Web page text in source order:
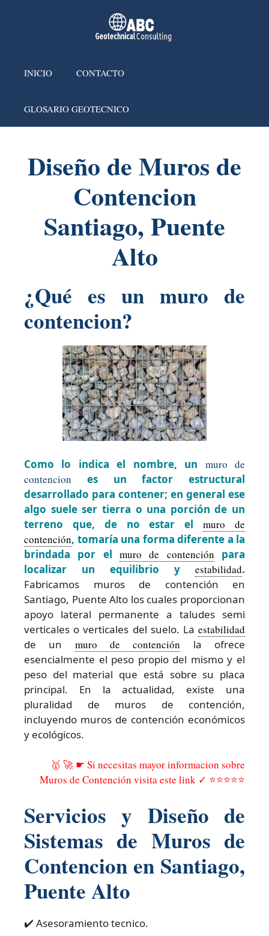
INICIO CONTACTO
GLOSARIO GEOTECNICO
Diseño de Muros de
Contencion
Santiago, Puente
Alto
¿Qué es un muro de
contencion?
Como lo indica el nombre, un muro de
contencion es un factor estructural
desarrollado para contener; en general ese
algo suele ser tierra o una porción de un
terreno que, de no estar elmuro de
contención, tomaría una forma diferente a la
brindada por el muro de contención para
localizar un equilibrio y estabilidad.
Fabricamos muros de contención en
Santiago, Puente Alto los cuales proporcionan
apoyo lateral permanente a taludes semi
verticales o verticales del suelo. La estabilidad
de un muro de contención la ofrece
esencialmente el peso propio del mismo y el
peso del material que está sobre su placa
principal. En la actualidad, existe una
pluralidad de muros de contención,
incluyendo muros de contención económicos
y ecológicos.
🥇 🚀 ☛ Si necesitas mayor informacion sobre
Muros de Contención visita este link ✓ ⭐⭐⭐⭐⭐
Servicios y Diseño de
Sistemas de Muros de
Contencion en Santiago,
Puente Alto
✔️ Asesoramiento tecnico.